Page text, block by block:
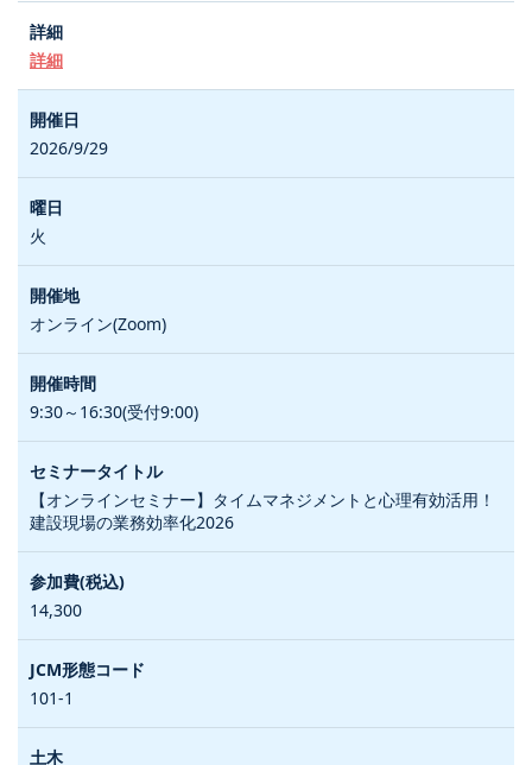
詳細
2026/9/29
火
オンライン(Zoom)
9:30～16:30(受付9:00)
【オンラインセミナー】タイムマネジメントと心理有効活用！
建設現場の業務効率化2026
14,300
101-1